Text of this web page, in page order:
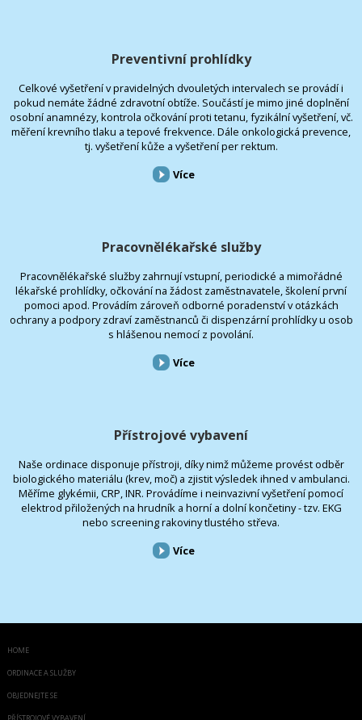
Preventivní prohlídky
Celkové vyšetření v pravidelných dvouletých intervalech se provádí i
pokud nemáte žádné zdravotní obtíže. Součástí je mimo jiné doplnění
osobní anamnézy, kontrola očkování proti tetanu, fyzikální vyšetření, vč.
měření krevního tlaku a tepové frekvence. Dále onkologická prevence,
tj. vyšetření kůže a vyšetření per rektum.
Více
Pracovnělékařské služby
Pracovnělékařské služby zahrnují vstupní, periodické a mimořádné
lékařské prohlídky, očkování na žádost zaměstnavatele, školení první
pomoci apod. Provádím zároveň odborné poradenství v otázkách
ochrany a podpory zdraví zaměstnanců či dispenzární prohlídky u osob
s hlášenou nemocí z povolání.
Více
Přístrojové vybavení
Naše ordinace disponuje přístroji, díky nimž můžeme provést odběr
biologického materiálu (krev, moč) a zjistit výsledek ihned v ambulanci.
Měříme glykémii, CRP, INR. Provádíme i neinvazivní vyšetření pomocí
elektrod přiložených na hrudník a horní a dolní končetiny - tzv. EKG
nebo screening rakoviny tlustého střeva.
Více
HOME
ORDINACE A SLUŽBY
OBJEDNEJTE SE
PŘÍSTROJOVÉ VYBAVENÍ